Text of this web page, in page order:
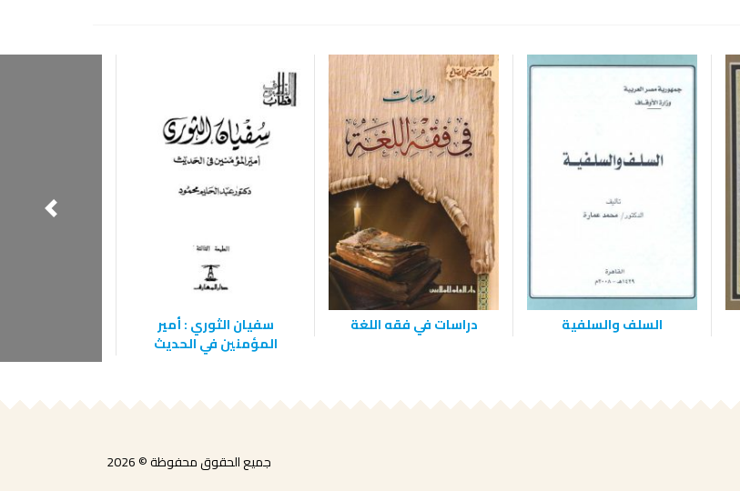
السلف والسلفية دراسات في فقه اللغة سفيان الثوري : أمير
المؤمنين في الحديث
جميع الحقوق محفوظة © 2026